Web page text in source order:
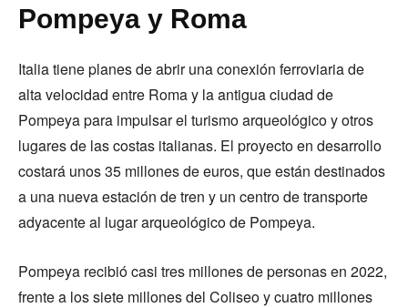
Pompeya y Roma
Italia tiene planes de abrir una conexión ferroviaria de
alta velocidad entre Roma y la antigua ciudad de
Pompeya para impulsar el turismo arqueológico y otros
lugares de las costas italianas. El proyecto en desarrollo
costará unos 35 millones de euros, que están destinados
a una nueva estación de tren y un centro de transporte
adyacente al lugar arqueológico de Pompeya.
Pompeya recibió casi tres millones de personas en 2022,
frente a los siete millones del Coliseo y cuatro millones